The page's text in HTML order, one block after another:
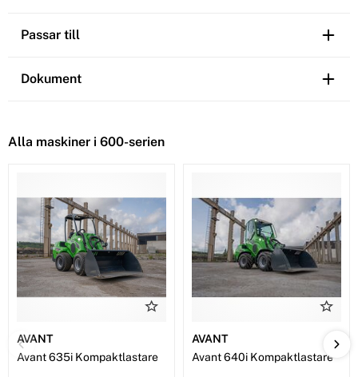
Passar till
Dokument
Alla maskiner i 600-serien
AVANT
Avant 635i Kompaktlastare
AVANT
Avant 640i Kompaktlastare